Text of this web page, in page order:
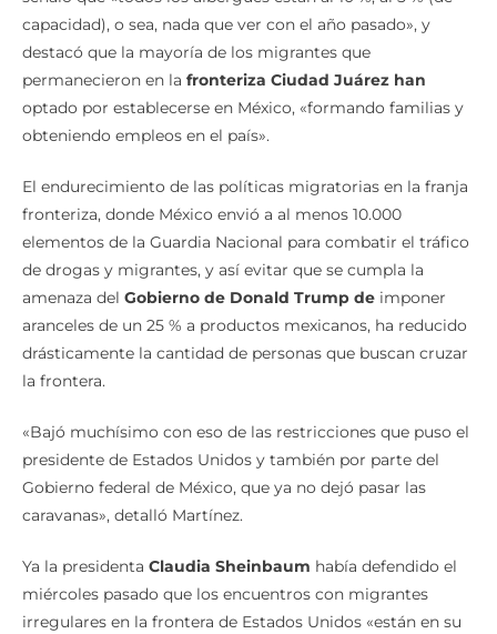
capacidad), o sea, nada que ver con el año pasado», y
destacó que la mayoría de los migrantes que
permanecieron en la fronteriza Ciudad Juárez han
optado por establecerse en México, «formando familias y
obteniendo empleos en el país».
El endurecimiento de las políticas migratorias en la franja
fronteriza, donde México envió a al menos 10.000
elementos de la Guardia Nacional para combatir el tráfico
de drogas y migrantes, y así evitar que se cumpla la
amenaza del Gobierno de Donald Trump de imponer
aranceles de un 25 % a productos mexicanos, ha reducido
drásticamente la cantidad de personas que buscan cruzar
la frontera.
«Bajó muchísimo con eso de las restricciones que puso el
presidente de Estados Unidos y también por parte del
Gobierno federal de México, que ya no dejó pasar las
caravanas», detalló Martínez.
Ya la presidenta Claudia Sheinbaum había defendido el
miércoles pasado que los encuentros con migrantes
irregulares en la frontera de Estados Unidos «están en su